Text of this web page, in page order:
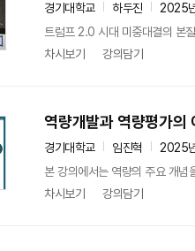
경기대학교 하두진
2025
트럼프 2.0 시대 미중대결의 본
차시보기
강의담기
역량개발과 역량평가의
경기대학교 임진혁
2025
본 강의에서는 역량의 주요 개념
차시보기
강의담기